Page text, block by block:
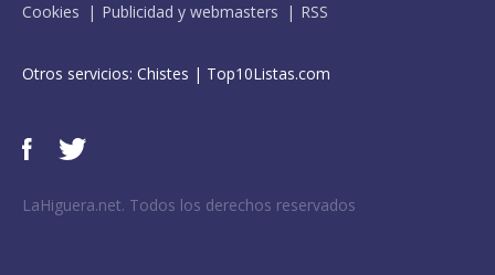
Cookies
Publicidad y webmasters RSS
Otros servicios: Chistes | Top10Listas.com
LaHiguera.net. Todos los derechos reservados